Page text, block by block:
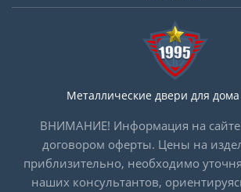
Металлические двери для дома
ВНИМАНИЕ! Информация на сайте
договором оферты. Цены на
приблизительно, необходимо
наших консультантов,